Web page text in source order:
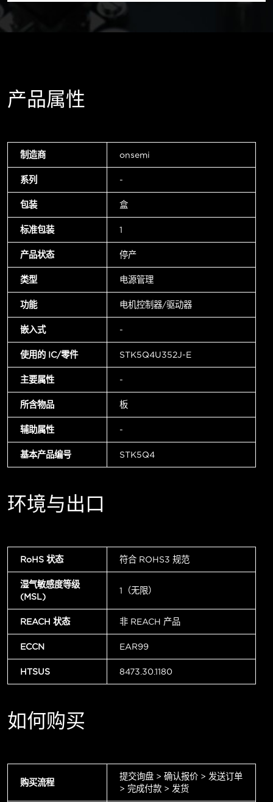
产品属性
制造商 onsemi
系列 -
包装 盒
标准包装 1
产品状态 停产
类型 电源管理
功能 电机控制器/驱动器
嵌入式 -
使用的 IC/零件 STK5Q4U352J-E
主要属性 -
所含物品 板
辅助属性 -
基本产品编号 STK5Q4
环境与出口
RoHS 状态 符合 ROHS3 规范
湿气敏感度等级
(MSL)
1（无限）
REACH 状态 非 REACH 产品
ECCN EAR99
HTSUS 8473.30.1180
如何购买
购买流程
提交询盘 > 确认报价 > 发送订单
> 完成付款 > 发货